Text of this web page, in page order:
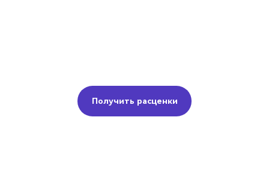
Получить расценки
Получить расценки